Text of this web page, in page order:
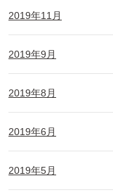
2019年11月
2019年9月
2019年8月
2019年6月
2019年5月